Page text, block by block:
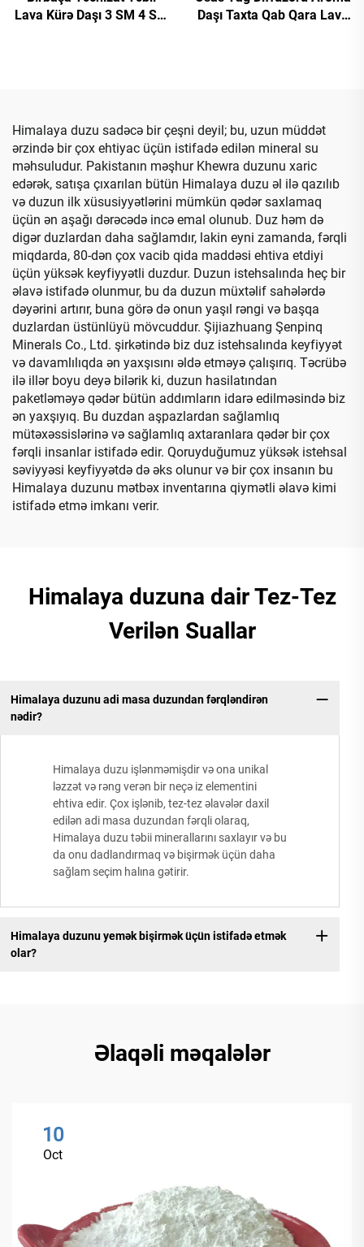
Lava Kürə Daşı 3 SM 4 SM
Daşı Taxta Qab Qara Lava
Himalaya duzu sadəcə bir çeşni deyil; bu, uzun müddət
ərzində bir çox ehtiyac üçün istifadə edilən mineral su
məhsuludur. Pakistanın məşhur Khewra duzunu xaric
edərək, satışa çıxarılan bütün Himalaya duzu əl ilə qazılıb
və duzun ilk xüsusiyyətlərini mümkün qədər saxlamaq
üçün ən aşağı dərəcədə incə emal olunub. Duz həm də
digər duzlardan daha sağlamdır, lakin eyni zamanda, fərqli
miqdarda, 80-dən çox vacib qida maddəsi ehtiva etdiyi
üçün yüksək keyfiyyətli duzdur. Duzun istehsalında heç bir
əlavə istifadə olunmur, bu da duzun müxtəlif sahələrdə
dəyərini artırır, buna görə də onun yaşıl rəngi və başqa
duzlardan üstünlüyü mövcuddur. Şijiazhuang Şenpinq
Minerals Co., Ltd. şirkətində biz duz istehsalında keyfiyyət
və davamlılıqda ən yaxşısını əldə etməyə çalışırıq. Təcrübə
ilə illər boyu deyə bilərik ki, duzun hasilatından
paketləməyə qədər bütün addımların idarə edilməsində biz
ən yaxşıyıq. Bu duzdan aşpazlardan sağlamlıq
mütəxəssislərinə və sağlamlıq axtaranlara qədər bir çox
fərqli insanlar istifadə edir. Qoruyduğumuz yüksək istehsal
səviyyəsi keyfiyyətdə də əks olunur və bir çox insanın bu
Himalaya duzunu mətbəx inventarına qiymətli əlavə kimi
istifadə etmə imkanı verir.
Himalaya duzuna dair Tez-Tez
Verilən Suallar
Himalaya duzunu adi masa duzundan fərqləndirən
nədir?
Himalaya duzu işlənməmişdir və ona unikal
ləzzət və rəng verən bir neçə iz elementini
ehtiva edir. Çox işlənib, tez-tez əlavələr daxil
edilən adi masa duzundan fərqli olaraq,
Himalaya duzu təbii minerallarını saxlayır və bu
da onu dadlandırmaq və bişirmək üçün daha
sağlam seçim halına gətirir.
Himalaya duzunu yemək bişirmək üçün istifadə etmək
olar?
Əlaqəli məqalələr
10
Oct